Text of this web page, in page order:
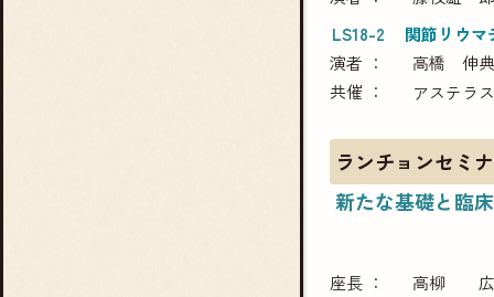
LS18-2
関節リウ
演者
高橋 伸典
共催
アステラ
ランチョンセミ
新たな基礎と臨
座長
高柳 広